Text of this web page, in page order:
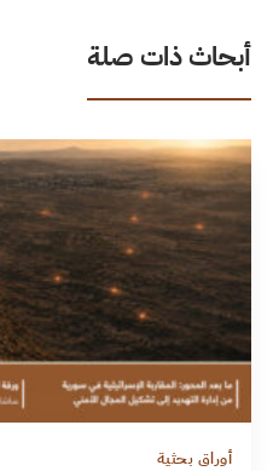
أبحاث ذات صلة
أوراق بحثية